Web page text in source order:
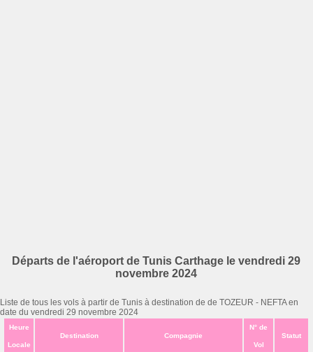
Départs de l'aéroport de Tunis Carthage le vendredi 29
novembre 2024
Liste de tous les vols à partir de Tunis à destination de de TOZEUR - NEFTA en
date du vendredi 29 novembre 2024
Heure
Locale
Destination Compagnie
N° de
Vol
Statut